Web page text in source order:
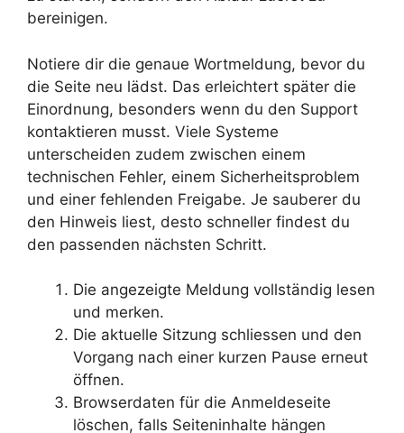
bereinigen.
Notiere dir die genaue Wortmeldung, bevor du
die Seite neu lädst. Das erleichtert später die
Einordnung, besonders wenn du den Support
kontaktieren musst. Viele Systeme
unterscheiden zudem zwischen einem
technischen Fehler, einem Sicherheitsproblem
und einer fehlenden Freigabe. Je sauberer du
den Hinweis liest, desto schneller findest du
den passenden nächsten Schritt.
Die angezeigte Meldung vollständig lesen
und merken.
Die aktuelle Sitzung schliessen und den
Vorgang nach einer kurzen Pause erneut
öffnen.
Browserdaten für die Anmeldeseite
löschen, falls Seiteninhalte hängen